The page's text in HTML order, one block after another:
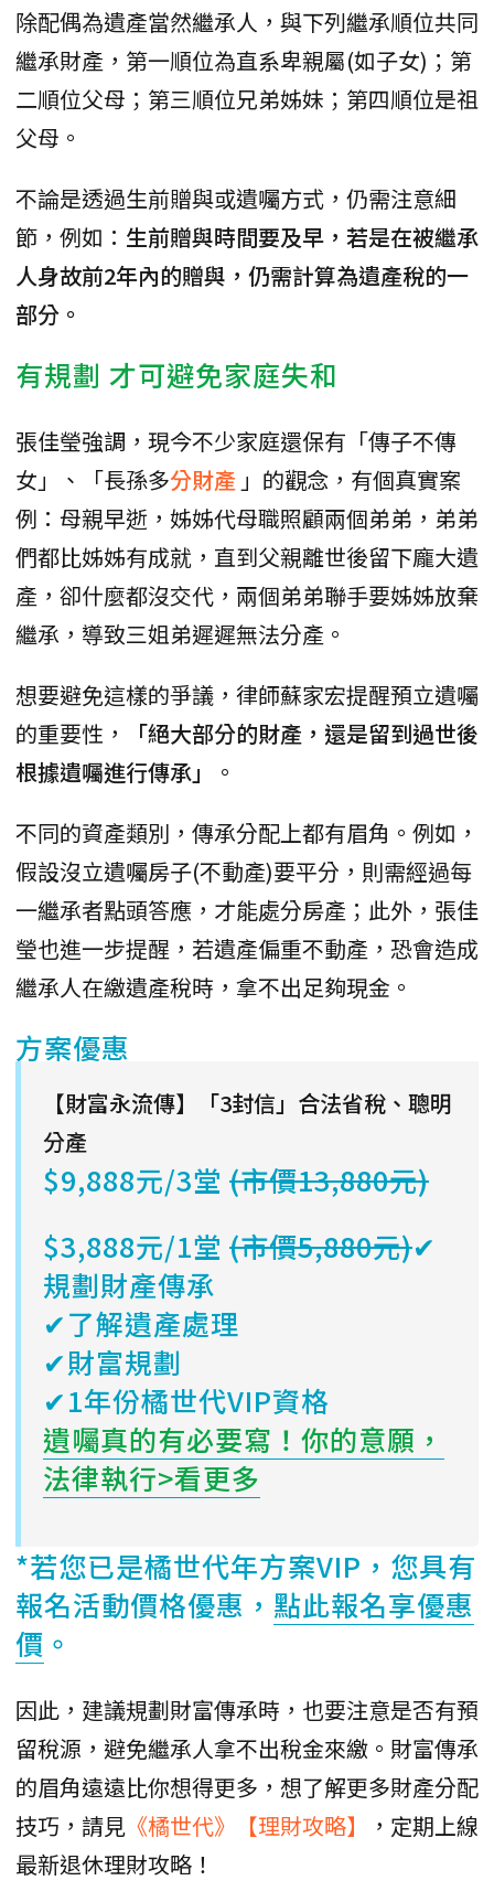
除配偶為遺產當然繼承人，與下列繼承順位共同
繼承財產，第一順位為直系卑親屬(如子女)；第
二順位父母；第三順位兄弟姊妹；第四順位是祖
父母。
不論是透過生前贈與或遺囑方式，仍需注意細
節，例如： 生前贈與時間要及早，若是在被繼承
人身故前2年內的贈與，仍需計算為遺產稅的一
部分。
有規劃 才可避免家庭失和
張佳瑩強調，現今不少家庭還保有「傳子不傳
女」、「長孫多分財產 」的觀念，有個真實案
例：母親早逝，姊姊代母職照顧兩個弟弟，弟弟
們都比姊姊有成就，直到父親離世後留下龐大遺
產，卻什麼都沒交代，兩個弟弟聯手要姊姊放棄
繼承，導致三姐弟遲遲無法分產。
想要避免這樣的爭議，律師蘇家宏提醒預立遺囑
的重要性，
「絕大部分的財產，還是留到過世後
根據遺囑進行傳承」
。
不同的資產類別，傳承分配上都有眉角。例如，
假設沒立遺囑房子(不動產)要平分，則需經過每
一繼承者點頭答應，才能處分房產；此外，張佳
瑩也進一步提醒，若遺產偏重不動產，恐會造成
繼承人在繳遺產稅時，拿不出足夠現金。
方案優惠
【財富永流傳】「3封信」合法省稅、聰明
分產
$9,888元/3堂 (市價13,880元)
$3,888元/1堂 (市價5,880元)✔
規劃財產傳承
✔了解遺產處理
✔財富規劃
✔1年份橘世代VIP資格
遺囑真的有必要寫！你的意願，
法律執行>看更多
*若您已是橘世代年方案VIP，您具有
報名活動價格優惠， 點此報名享優惠
價 。
因此，建議規劃財富傳承時，也要注意是否有預
留稅源，避免繼承人拿不出稅金來繳。財富傳承
的眉角遠遠比你想得更多，想了解更多財產分配
技巧，請見 《橘世代》【理財攻略】
，定期上線
最新退休理財攻略！